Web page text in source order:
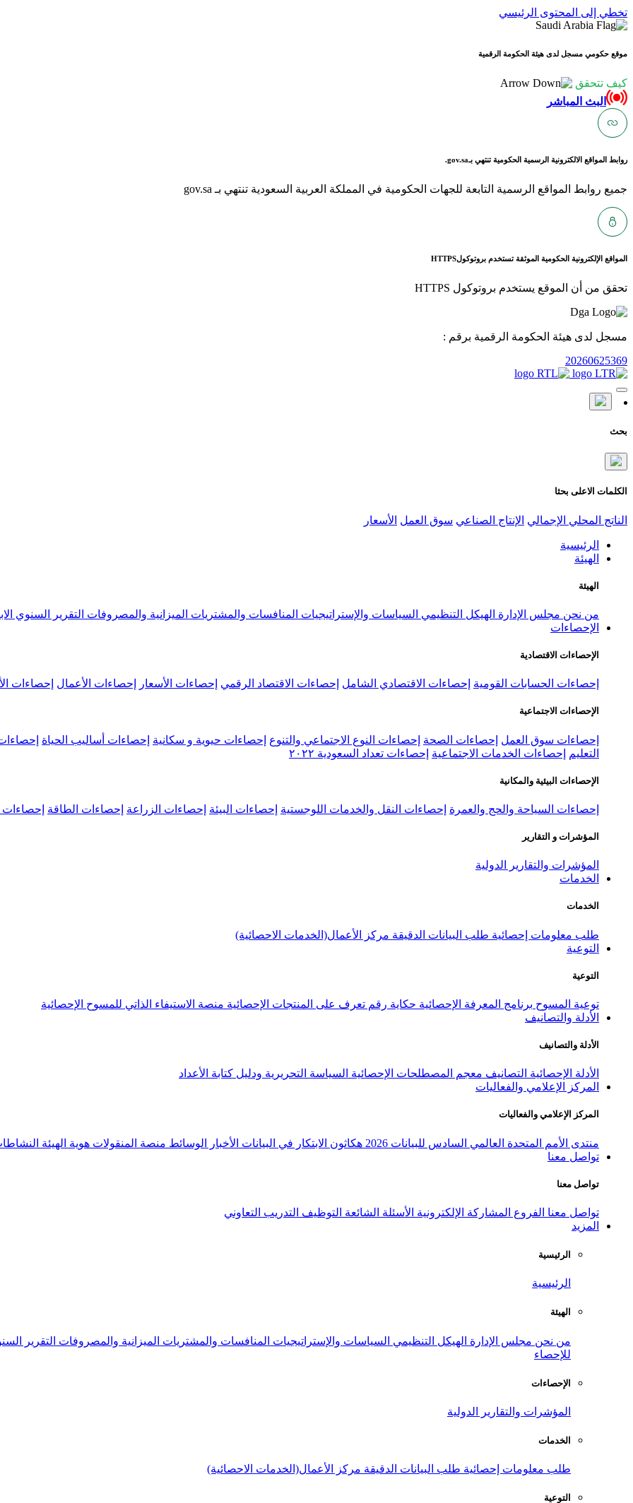
تخطي إلى المحتوى الرئيسي
موقع حكومي مسجل لدى هيئة الحكومة الرقمية
كيف تتحقق
البث المباشر
روابط المواقع الالكترونية الرسمية الحكومية تنتهي بـgov.sa.
جميع روابط المواقع الرسمية التابعة للجهات الحكومية في المملكة العربية السعودية تنتهي بـ gov.sa
المواقع الإلكترونية الحكومية الموثقة تستخدم بروتوكولHTTPS
تحقق من أن الموقع يستخدم بروتوكول HTTPS
مسجل لدى هيئة الحكومة الرقمية برقم :
20260625369
بحث
الكلمات الاعلى بحثا
الناتج المحلي الإجمالي الإنتاج الصناعي سوق العمل الأسعار
الرئيسية
الهيئة
الهيئة
من نحن مجلس الإدارة الهيكل التنظيمي السياسات والإستراتيجيات المنافسات والمشتريات الميزانية والمصروفات التقرير السنوي
الإحصاءات
الإحصاءات الاقتصادية
إحصاءات الحسابات القومية إحصاءات الاقتصادي الشامل إحصاءات الاقتصاد الرقمي إحصاءات الأسعار إحصاءات الأعمال إحصاءات
الإحصاءات الاجتماعية
إحصاءات سوق العمل إحصاءات الصحة إحصاءات النوع الاجتماعي والتنوع إحصاءات حيوية و سكانية إحصاءات أساليب الحياة
التعليم
إحصاءات الخدمات الاجتماعية إحصاءات تعداد السعودية ٢٠٢٢
الإحصاءات البيئية والمكانية
إحصاءات السياحة والحج والعمرة إحصاءات النقل والخدمات اللوجستية إحصاءات البيئة إحصاءات الزراعة إحصاءات الطاقة إحصاءات
المؤشرات و التقارير
المؤشرات والتقارير الدولية
الخدمات
الخدمات
طلب معلومات إحصائية طلب البيانات الدقيقة مركز الأعمال(الخدمات الاحصائية)
التوعية
التوعية
توعية المسوح برنامج المعرفة الإحصائية حكاية رقم تعرف على المنتجات الإحصائية منصة الاستيفاء الذاتي للمسوح الإحصائية
الأدلة والتصانيف
الأدلة والتصانيف
الأدلة الإحصائية التصانيف معجم المصطلحات الإحصائية السياسة التحريرية ودليل كتابة الأعداد
المركز الإعلامي والفعاليات
المركز الإعلامي والفعاليات
منتدى الأمم المتحدة العالمي السادس للبيانات 2026 هكاثون الابتكار في البيانات الأخبار الوسائط منصة المنقولات هوية الهيئة
تواصل معنا
تواصل معنا
تواصل معنا الفروع المشاركة الإلكترونية الأسئلة الشائعة التوظيف التدريب التعاوني
المزيد
الرئيسية
الرئيسية
الهيئة
من نحن مجلس الإدارة الهيكل التنظيمي السياسات والإستراتيجيات المنافسات والمشتريات الميزانية والمصروفات التقرير
للإحصاء
الإحصاءات
المؤشرات والتقارير الدولية
الخدمات
طلب معلومات إحصائية طلب البيانات الدقيقة مركز الأعمال(الخدمات الاحصائية)
التوعية